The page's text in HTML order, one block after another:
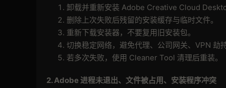
卸载并重新安装 Adobe Creative Cloud
删除上次失败后残留的安装缓存与临时文件。
重新下载安装器，不要复用旧安装包。
切换稳定网络，避免代理、公司网关、VPN 劫持
若多次失败，使用 Cleaner Tool 清理后重装。
2. Adobe 进程未退出、文件被占用、安装程序冲突